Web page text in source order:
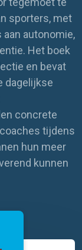
sporters, met
autonomie,
Het boek
en bevat
dagelijkse
concrete
tijdens
hun meer
kunnen